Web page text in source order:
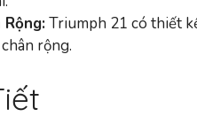
Rộng:Triumph 21 có thiết
rộng.